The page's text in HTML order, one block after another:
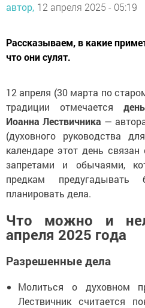
автор, 12 апреля 2025 - 05:19
Рассказываем, в какие
что они сулят.
12 апреля (30 марта по
традиции отмечается
Иоанна Лествичника —
(духовного руководства
календаре этот день
запретами и обычаями,
предкам
планировать дела.
Что можно и
апреля 2025 года
Разрешенные дела
Молиться о духовном
Лествичник считается